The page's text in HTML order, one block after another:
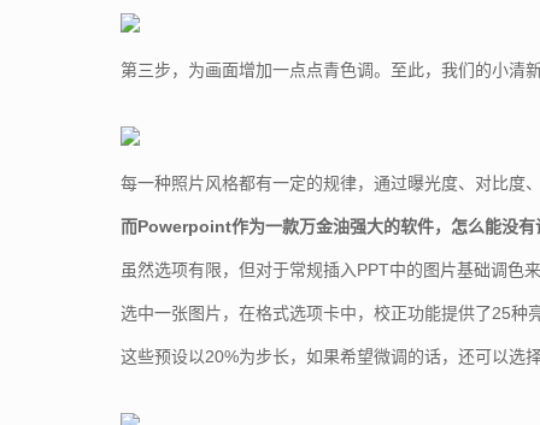
第三步，为画面增加一点点青色调。至此，我们的小清
每一种照片风格都有一定的规律，通过曝光度、对比度
而Powerpoint作为一款万金油强大的软件，怎么能没有
虽然选项有限，但对于常规插入PPT中的图片基础调色
选中一张图片，在格式选项卡中，校正功能提供了25种
这些预设以20%为步长，如果希望微调的话，还可以选